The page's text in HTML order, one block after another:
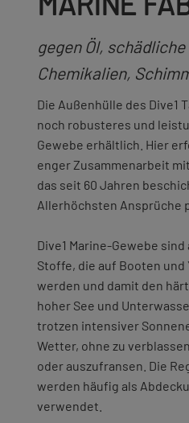
gegen Öl,
Chemikalien,
Die Außenhülle des Dive1
noch robusteres und
Gewebe erhältlich. Hier
enger Zusammenarbeit
das seit 60 Jahren
Allerhöchsten Ansprüche
Dive1 Marine-Gewebe
Stoffe, die auf Booten
werden und damit den
hoher See und
trotzen intensiver
Wetter, ohne zu
oder auszufransen. Die
werden häufig als
verwendet.